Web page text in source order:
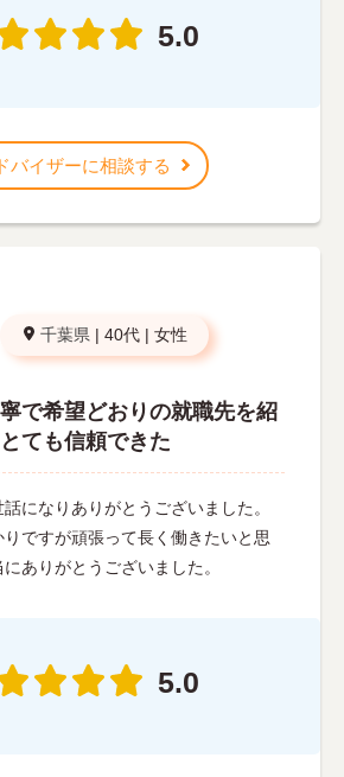
5.0
バイザーに相談する
千葉県 | 40代 | 女性
で希望どおりの就職先を紹
ても信頼できた
になりありがとうございました。
りですが頑張って長く働きたいと思
ありがとうございました。
5.0